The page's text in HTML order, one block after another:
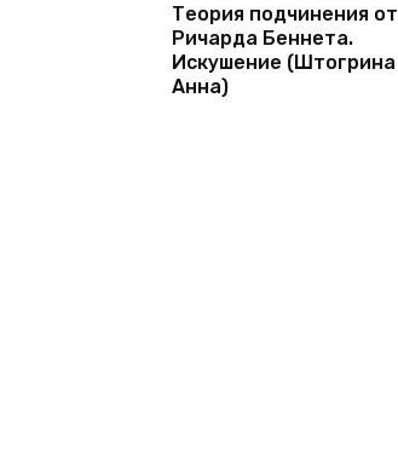
Теория подчинения от
Ричарда Беннета.
Искушение (Штогрина
Анна)